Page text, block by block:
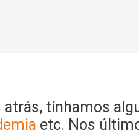
atrás, tínhamos
etc. Nos